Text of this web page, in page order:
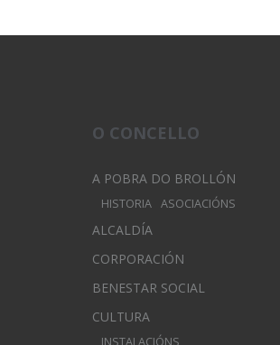
O CONCELLO
A POBRA DO BROLLÓN
HISTORIA ASOCIACIÓNS
ALCALDÍA
CORPORACIÓN
BENESTAR SOCIAL
CULTURA
INSTALACIÓNS